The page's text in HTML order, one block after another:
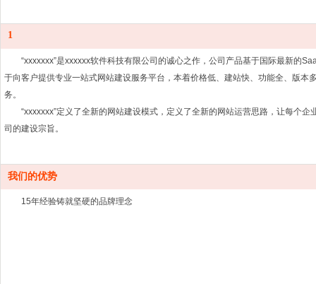
1
“xxxxxxx”是xxxxxx软件科技有限公司的诚心之作，公司产品基于国际最新的
于向客户提供专业一站式网站建设服务平台，本着价格低、建站快、功能全、版
务。
“xxxxxxx”定义了全新的网站建设模式，定义了全新的网站运营思路，让每个
司的建设宗旨。
我们的优势
15年经验铸就坚硬的品牌理念